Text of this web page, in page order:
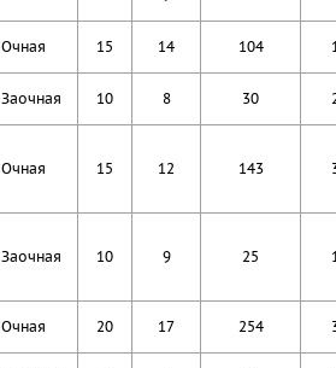
Очная 15 14 104
Заочная 10 8 30
Очная 15 12 143
Заочная 10 9 25
Очная 20 17 254